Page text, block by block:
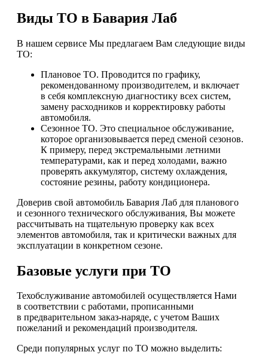
Виды ТО в Бавария Лаб
В нашем сервисе Мы предлагаем Вам следующие виды
ТО:
Плановое ТО. Проводится по графику,
рекомендованному производителем, и включает
в себя комплексную диагностику всех систем,
замену расходников и корректировку работы
автомобиля.
Сезонное ТО. Это специальное обслуживание,
которое организовывается перед сменой сезонов.
К примеру, перед экстремальными летними
температурами, как и перед холодами, важно
проверять аккумулятор, систему охлаждения,
состояние резины, работу кондиционера.
Доверив свой автомобиль Бавария Лаб для планового
и сезонного технического обслуживания, Вы можете
рассчитывать на тщательную проверку как всех
элементов автомобиля, так и критически важных для
эксплуатации в конкретном сезоне.
Базовые услуги при ТО
Техобслуживание автомобилей осуществляется Нами
в соответствии с работами, прописанными
в предварительном заказ-наряде, с учетом Ваших
пожеланий и рекомендаций производителя.
Среди популярных услуг по ТО можно выделить: